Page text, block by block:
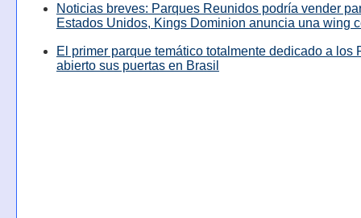
Noticias breves: Parques Reunidos podría vender
Estados Unidos, Kings Dominion anuncia una wing
El primer parque temático totalmente dedicado a los
abierto sus puertas en Brasil